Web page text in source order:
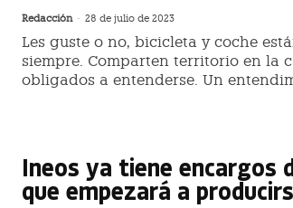
Redacción - 28 de julio de 2023
Les guste o no, bicicleta y coche
siempre. Comparten territorio en la
obligados a entenderse. Un
Ineos ya tiene encargos
que empezará a